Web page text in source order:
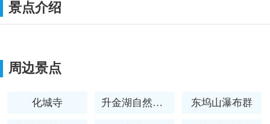
景点介绍
周边景点
化城寺 升金湖自然保护区 东坞山瀑布群